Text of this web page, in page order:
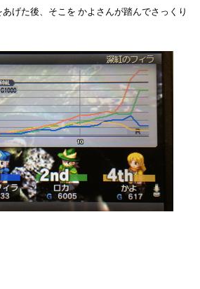
げた後、そこを かよさんが踏んでさっくり